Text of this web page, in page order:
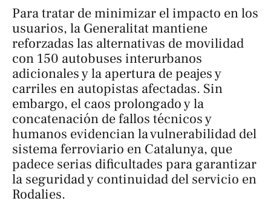
Para tratar de minimizar el impacto en los
usuarios, la Generalitat mantiene
reforzadas las alternativas de movilidad
con 150 autobuses interurbanos
adicionales y la apertura de peajes y
carriles en autopistas afectadas. Sin
embargo, el caos prolongado y la
concatenación de fallos técnicos y
humanos evidencian la vulnerabilidad del
sistema ferroviario en Catalunya, que
padece serias dificultades para garantizar
la seguridad y continuidad del servicio en
Rodalies.